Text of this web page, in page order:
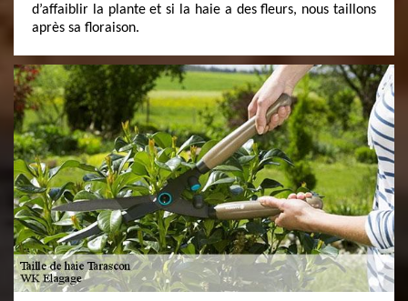
d’affaiblir la plante et si la haie a des fleurs, nous taillons
après sa floraison.